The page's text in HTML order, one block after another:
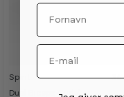
Spirit
Dual Biceps Curl /
34
Fornavn
Email